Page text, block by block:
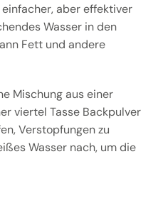
aber effektiver
Wasser in den
Fett und andere
Mischung aus einer
viertel Tasse Backpulver
Verstopfungen zu
Wasser nach, um die